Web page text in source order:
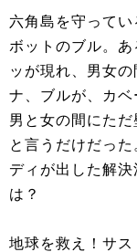
六角島を守って
ボットのブル。
ッが現れ、男女
ナ、ブルが、カ
男と女の間にた
と言うだけだっ
ディが出した解
は？
地球を救え！サス